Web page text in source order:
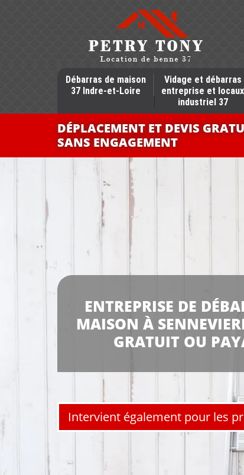
Débarras de maison
37 Indre-et-Loire
Vidage et débarras
entreprise et locaux
industriel 37
DÉPLACEMENT ET DEVIS
SANS ENGAGEMENT
ENTREPRISE DE
MAISON À
GRATUIT OU
Intervient également pour les